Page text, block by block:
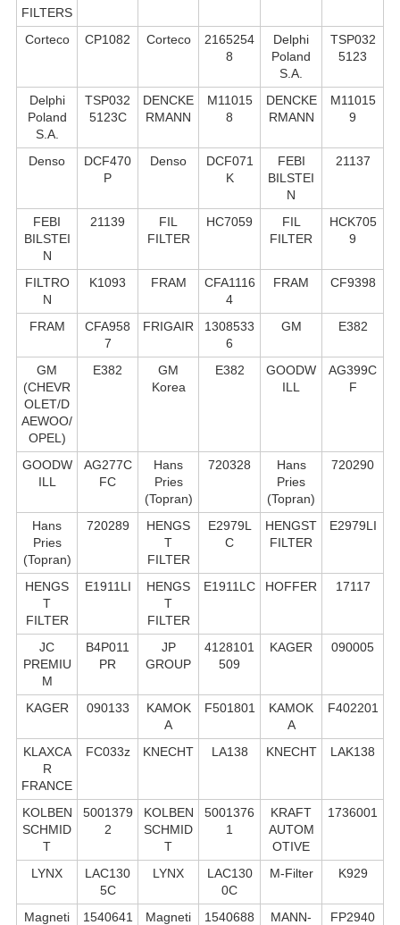
FILTERS
Corteco
CP1082 Corteco
2165254
8
Delphi
Poland
S.А.
TSP032
5123
Delphi
Poland
S.А.
TSP032
5123C
DENCKE
RMANN
M11015
8
DENCKE
RMANN
M11015
9
Denso
DCF470
P
Denso
DCF071
K
FEBI
BILSTEI
N
21137
FEBI
BILSTEI
N
21139
FIL
FILTER
HC7059
FIL
FILTER
HCK705
9
FILTRO
N
K1093 FRAM
CFA1116
4
FRAM CF9398
FRAM
CFA958
7
FRIGAIR
1308533
6
GM E382
GM
(CHEVR
OLET/D
AEWOO/
OPEL)
E382
GM
Korea
E382
GOODW
ILL
AG399C
F
GOODW
ILL
AG277C
FC
Hans
Pries
(Topran)
720328
Hans
Pries
(Topran)
720290
Hans
Pries
(Topran)
720289
HENGS
T
FILTER
E2979L
C
HENGST
FILTER
E2979LI
HENGS
T
FILTER
E1911LI
HENGS
T
FILTER
E1911LC HOFFER 17117
JC
PREMIU
M
B4P011
PR
JP
GROUP
4128101
509
KAGER 090005
KAGER 090133
KAMOK
A
F501801
KAMOK
A
F402201
KLAXCA
R
FRANCE
FC033z KNECHT LA138 KNECHT LAK138
KOLBEN
SCHMID
T
5001379
2
KOLBEN
SCHMID
T
5001376
1
KRAFT
AUTOM
OTIVE
1736001
LYNX
LAC130
5C
LYNX
LAC130
0C
M-Filter K929
Magneti
1540641
Magneti
1540688
MANN-
FP2940